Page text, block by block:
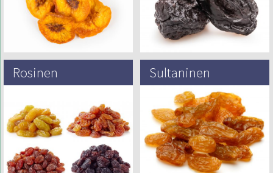
Rosinen
entdeckt wurden, als er sie zum
ersten Mal versehentlich an…
Sultaninen
Es wird spekuliert, dass das Wort
„Sultana“ von der Stadt Salt im
westlichen Jordanien stammt –
einer alten Siedlung, die…